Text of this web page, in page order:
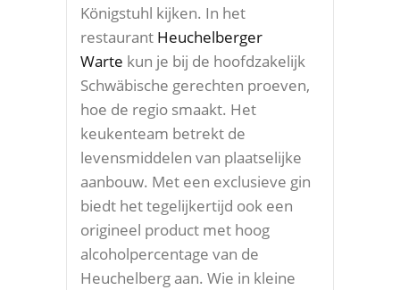
Königstuhl kijken. In het
restaurant Heuchelberger
Warte kun je bij de hoofdzakelijk
Schwäbische gerechten proeven,
hoe de regio smaakt. Het
keukenteam betrekt de
levensmiddelen van plaatselijke
aanbouw. Met een exclusieve gin
biedt het tegelijkertijd ook een
origineel product met hoog
alcoholpercentage van de
Heuchelberg aan. Wie in kleine